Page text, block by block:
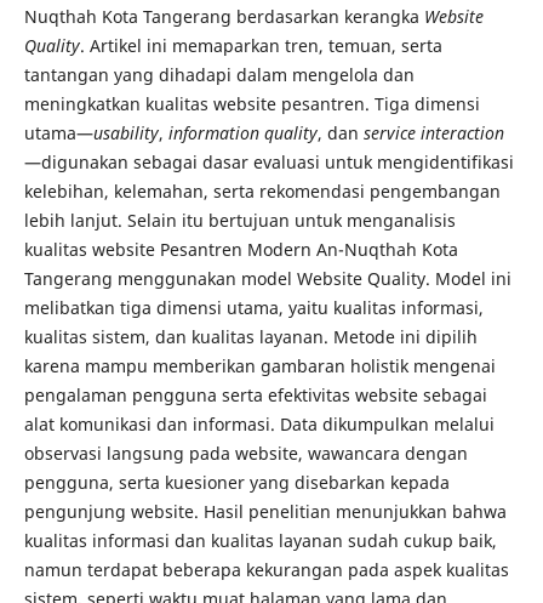
Nuqthah Kota Tangerang berdasarkan kerangka Website
Quality. Artikel ini memaparkan tren, temuan, serta
tantangan yang dihadapi dalam mengelola dan
meningkatkan kualitas website pesantren. Tiga dimensi
utama—usability, information quality, dan service interaction
—digunakan sebagai dasar evaluasi untuk mengidentifikasi
kelebihan, kelemahan, serta rekomendasi pengembangan
lebih lanjut. Selain itu bertujuan untuk menganalisis
kualitas website Pesantren Modern An-Nuqthah Kota
Tangerang menggunakan model Website Quality. Model ini
melibatkan tiga dimensi utama, yaitu kualitas informasi,
kualitas sistem, dan kualitas layanan. Metode ini dipilih
karena mampu memberikan gambaran holistik mengenai
pengalaman pengguna serta efektivitas website sebagai
alat komunikasi dan informasi. Data dikumpulkan melalui
observasi langsung pada website, wawancara dengan
pengguna, serta kuesioner yang disebarkan kepada
pengunjung website. Hasil penelitian menunjukkan bahwa
kualitas informasi dan kualitas layanan sudah cukup baik,
namun terdapat beberapa kekurangan pada aspek kualitas